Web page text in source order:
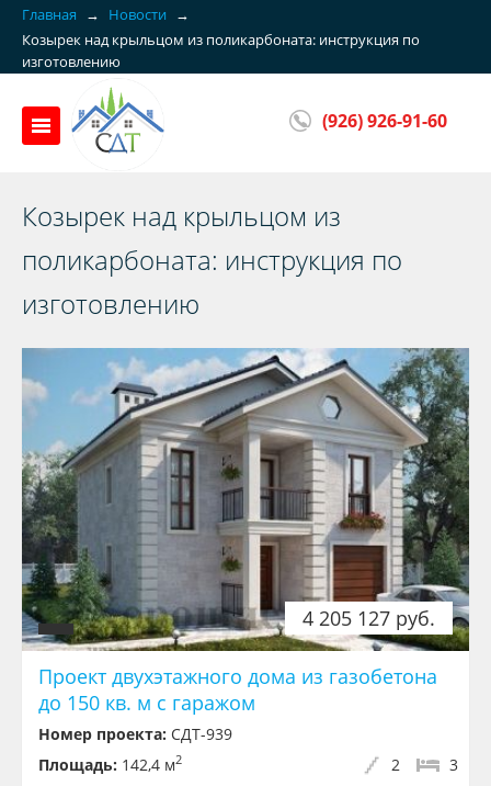
Главная → Новости
→
Козырек над крыльцом из поликарбоната: инструкция по
изготовлению
(926) 926-91-60
Козырек над крыльцом из
поликарбоната: инструкция по
изготовлению
4 205 127 руб.
Проект двуxэтажного дома из газобетона
до 150 кв. м с гаражом
Номер проекта: СДТ-939
Площадь: 142,4 м2 3
2